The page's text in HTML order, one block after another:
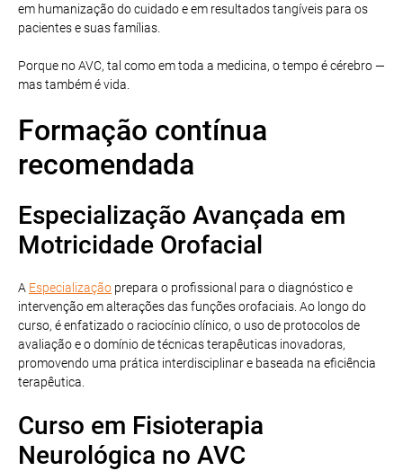
em humanização do cuidado e em resultados tangíveis para os
pacientes e suas famílias.
Porque no AVC, tal como em toda a medicina, o tempo é cérebro —
mas também é vida.
Formação contínua
recomendada
Especialização Avançada em
Motricidade Orofacial
A Especialização prepara o profissional para o diagnóstico e
intervenção em alterações das funções orofaciais. Ao longo do
curso, é enfatizado o raciocínio clínico, o uso de protocolos de
avaliação e o domínio de técnicas terapêuticas inovadoras,
promovendo uma prática interdisciplinar e baseada na eficiência
terapêutica.
Curso em Fisioterapia
Neurológica no AVC